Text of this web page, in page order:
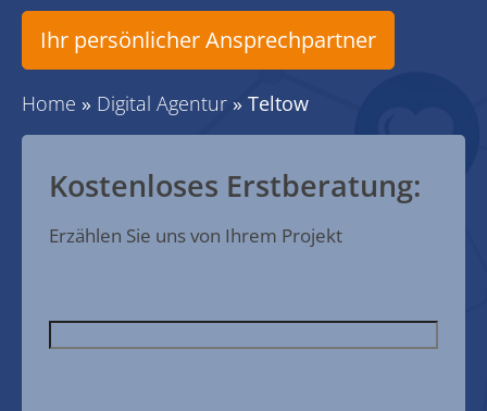
Ihr persönlicher Ansprechpartner
Home » Digital Agentur » Teltow
Kostenloses Erstberatung:
Erzählen Sie uns von Ihrem Projekt